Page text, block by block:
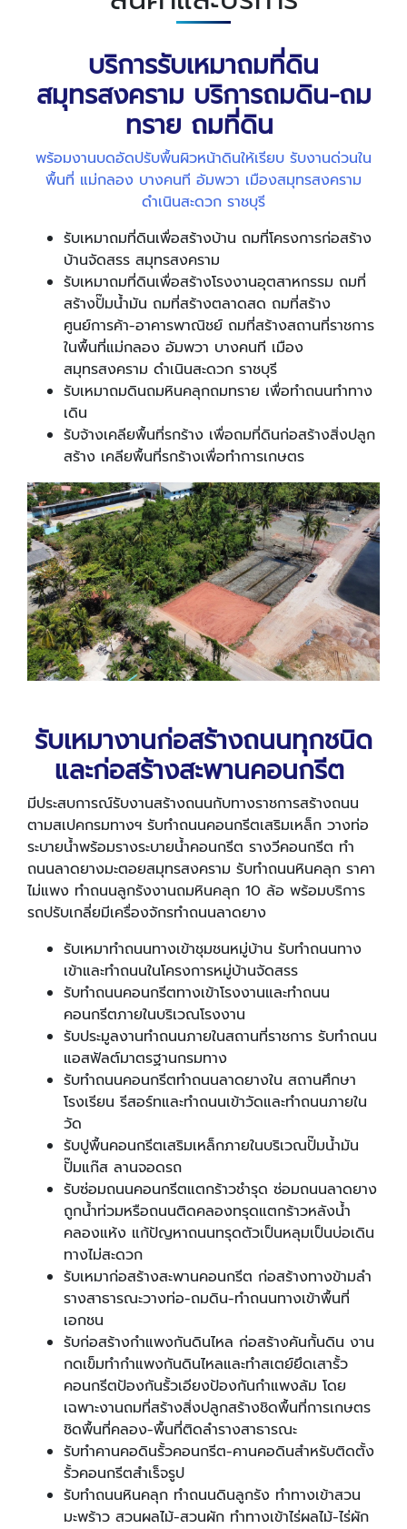
บริการรับเหมาถมที่ดิน
สมุทรสงคราม บริการถมดิน-ถม
ทราย ถมที่ดิน
พร้อมงานบดอัดปรับพื้นผิวหน้าดินให้เรียบ รับงานด่วนใน
พื้นที่ แม่กลอง บางคนที อัมพวา เมืองสมุทรสงคราม
ดำเนินสะดวก ราชบุรี
รับเหมาถมที่ดินเพื่อสร้างบ้าน ถมที่โครงการก่อสร้าง
บ้านจัดสรร สมุทรสงคราม
รับเหมาถมที่ดินเพื่อสร้างโรงงานอุตสาหกรรม ถมที่
สร้างปั๊มน้ำมัน ถมที่สร้างตลาดสด ถมที่สร้าง
ศูนย์การค้า-อาคารพาณิชย์ ถมที่สร้างสถานที่ราชการ
ในพื้นที่แม่กลอง อัมพวา บางคนที เมือง
สมุทรสงคราม ดำเนินสะดวก ราชบุรี
รับเหมาถมดินถมหินคลุกถมทราย เพื่อทำถนนทำทาง
เดิน
รับจ้างเคลียพื้นที่รกร้าง เพื่อถมที่ดินก่อสร้างสิ่งปลูก
สร้าง เคลียพื้นที่รกร้างเพื่อทำการเกษตร
รับเหมางานก่อสร้างถนนทุกชนิด
และก่อสร้างสะพานคอนกรีต
มีประสบการณ์รับงานสร้างถนนกับทางราชการสร้างถนน
ตามสเปคกรมทางฯ รับทำถนนคอนกรีตเสริมเหล็ก วางท่อ
ระบายน้ำพร้อมรางระบายน้ำคอนกรีต รางวีคอนกรีต ทำ
ถนนลาดยางมะตอยสมุทรสงคราม รับทำถนนหินคลุก ราคา
ไม่แพง ทำถนนลูกรังงานถมหินคลุก 10 ล้อ พร้อมบริการ
รถปรับเกลี่ยมีเครื่องจักรทำถนนลาดยาง
รับเหมาทำถนนทางเข้าชุมชนหมู่บ้าน รับทำถนนทาง
เข้าและทำถนนในโครงการหมู่บ้านจัดสรร
รับทำถนนคอนกรีตทางเข้าโรงงานและทำถนน
คอนกรีตภายในบริเวณโรงงาน
รับประมูลงานทำถนนภายในสถานที่ราชการ รับทำถนน
แอสฟัลต์มาตรฐานกรมทาง
รับทำถนนคอนกรีตทำถนนลาดยางใน สถานศึกษา
โรงเรียน รีสอร์ทและทำถนนเข้าวัดและทำถนนภายใน
วัด
รับปูพื้นคอนกรีตเสริมเหล็กภายในบริเวณปั๊มน้ำมัน
ปั๊มแก๊ส ลานจอดรถ
รับซ่อมถนนคอนกรีตแตกร้าวชำรุด ซ่อมถนนลาดยาง
ถูกน้ำท่วมหรือถนนติดคลองทรุดแตกร้าวหลังน้ำ
คลองแห้ง แก้ปัญหาถนนทรุดตัวเป็นหลุมเป็นบ่อเดิน
ทางไม่สะดวก
รับเหมาก่อสร้างสะพานคอนกรีต ก่อสร้างทางข้ามลำ
รางสาธารณะวางท่อ-ถมดิน-ทำถนนทางเข้าพื้นที่
เอกชน
รับก่อสร้างกำแพงกันดินไหล ก่อสร้างคันกั้นดิน งาน
กดเข็มทำกำแพงกันดินไหลและทำสเตย์ยึดเสารั้ว
คอนกรีตป้องกันรั้วเอียงป้องกันกำแพงล้ม โดย
เฉพาะงานถมที่สร้างสิ่งปลูกสร้างชิดพื้นที่การเกษตร
ชิดพื้นที่คลอง-พื้นที่ติดลำรางสาธารณะ
รับทำคานคอดินรั้วคอนกรีต-คานคอดินสำหรับติดตั้ง
รั้วคอนกรีตสำเร็จรูป
รับทำถนนหินคลุก ทำถนนดินลูกรัง ทำทางเข้าสวน
มะพร้าว สวนผลไม้-สวนผัก ทำทางเข้าไร่ผลไม้-ไร่ผัก